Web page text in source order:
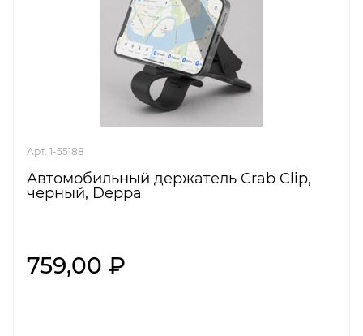
Арт. 1-55188
Автомобильный держатель Crab Clip,
черный, Deppa
759,00 ₽